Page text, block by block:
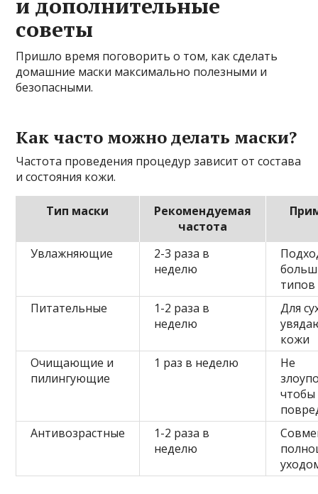
советы
Пришло время поговорить о том, как сделать
домашние маски максимально полезными и
безопасными.
Как часто можно делать маски?
Частота проведения процедур зависит от состава
и состояния кожи.
Тип маски
Рекомендуемая
частота
Увлажняющие
2-3 раза в
неделю
Питательные
1-2 раза в
неделю
Для
кожи
Очищающие и
пилингующие
1 раз в неделю
Не
чтобы
Антивозрастные
1-2 раза в
неделю